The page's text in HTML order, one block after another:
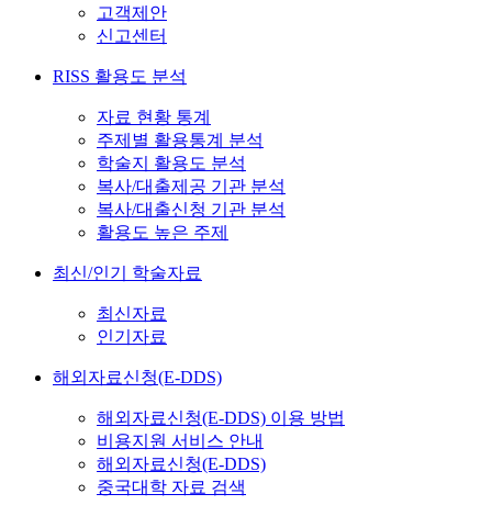
고객제안
신고센터
RISS 활용도 분석
자료 현황 통계
주제별 활용통계 분석
학술지 활용도 분석
복사/대출제공 기관 분석
복사/대출신청 기관 분석
활용도 높은 주제
최신/인기 학술자료
최신자료
인기자료
해외자료신청(E-DDS)
해외자료신청(E-DDS) 이용 방법
비용지원 서비스 안내
해외자료신청(E-DDS)
중국대학 자료 검색